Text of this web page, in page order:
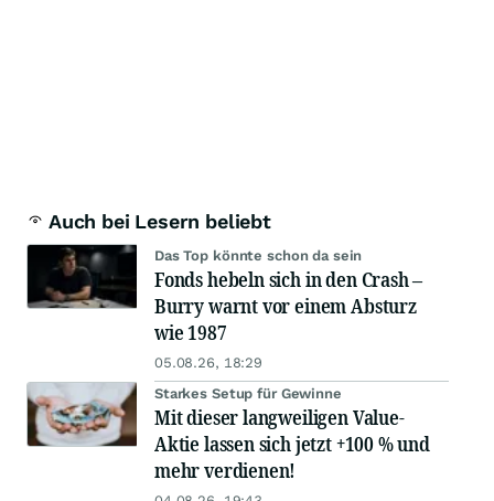
Auch bei Lesern beliebt
Das Top könnte schon da sein
Fonds hebeln sich in den Crash –
Burry warnt vor einem Absturz
wie 1987
05.08.26, 18:29
Starkes Setup für Gewinne
Mit dieser langweiligen Value-
Aktie lassen sich jetzt +100 % und
mehr verdienen!